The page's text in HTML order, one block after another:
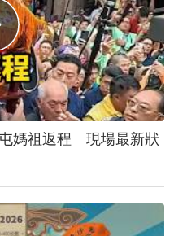
媽祖返程 現場最新狀